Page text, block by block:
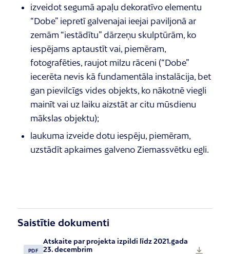
izveidot segumā apaļu dekoratīvo elementu
“Dobe” iepretī galvenajai ieejai paviljonā ar
zemām “iestādītu” dārzeņu skulptūrām, ko
iespējams aptaustīt vai, piemēram,
fotografēties, raujot milzu rāceni (“Dobe”
iecerēta nevis kā fundamentāla instalācija, bet
gan pievilcīgs vides objekts, ko nākotnē viegli
mainīt vai uz laiku aizstāt ar citu mūsdienu
mākslas objektu);
laukuma izveide dotu iespēju, piemēram,
uzstādīt apkaimes galveno Ziemassvētku egli.
Saistītie dokumenti
PDF
Atskaite par projekta izpildi līdz 2021.gada
23. decembrim